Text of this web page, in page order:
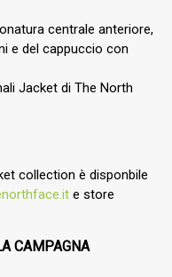
centrale anteriore,
e del cappuccio con
Jacket di The North
collection è disponbile
e store
CAMPAGNA